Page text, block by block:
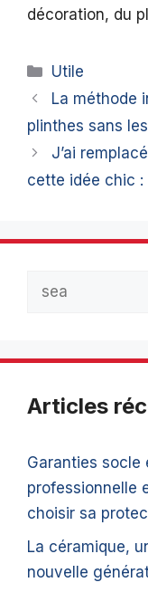
décoration, du
Catégories
Utile
La méthode
plinthes sans
J’ai
cette idée chic
Articles
Garanties socle
professionnelle
choisir sa
La céramique,
nouvelle